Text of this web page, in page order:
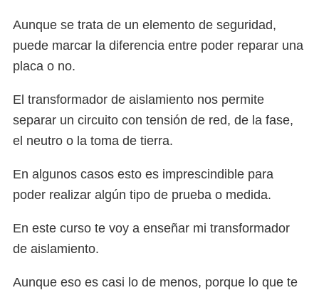
Aunque se trata de un elemento de seguridad,
puede marcar la diferencia entre poder reparar una
placa o no.
El transformador de aislamiento nos permite
separar un circuito con tensión de red, de la fase,
el neutro o la toma de tierra.
En algunos casos esto es imprescindible para
poder realizar algún tipo de prueba o medida.
En este curso te voy a enseñar mi transformador
de aislamiento.
Aunque eso es casi lo de menos, porque lo que te